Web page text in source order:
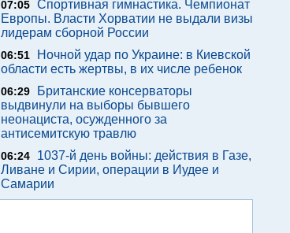
07:05 Спортивная гимнастика. Чемпионат
Европы. Власти Хорватии не выдали визы
лидерам сборной России
06:51
Ночной удар по Украине: в Киевской
области есть жертвы, в их числе ребенок
06:29
Британские консерваторы
выдвинули на выборы бывшего
неонациста, осужденного за
антисемитскую травлю
06:24
1037-й день войны: действия в Газе,
Ливане и Сирии, операции в Иудее и
Самарии